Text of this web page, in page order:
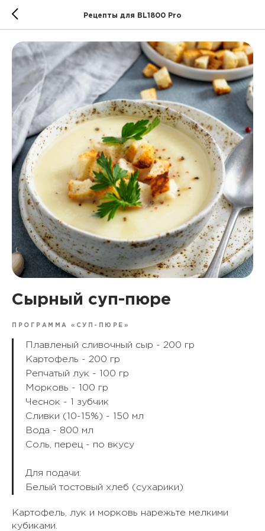
Рецепты для BL1800 Pro
Сырный суп-пюре
ПРОГРАММА «СУП-ПЮРЕ»
Плавленый сливочный сыр - 200 гр
Картофель - 200 гр
Репчатый лук - 100 гр
Морковь - 100 гр
Чеснок - 1 зубчик
Сливки (10-15%) - 150 мл
Вода - 800 мл
Соль, перец - по вкусу
Для подачи:
Белый тостовый хлеб (сухарики)
Картофель, лук и морковь нарежьте мелкими
кубиками.